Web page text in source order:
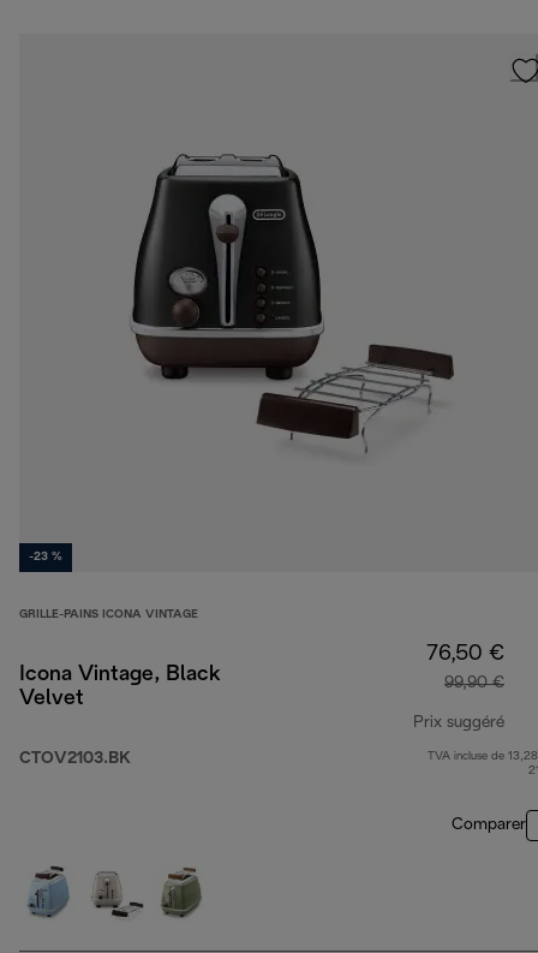
-23 %
GRILLE-PAINS ICONA VINTAGE
Icona Vintage, Black
Velvet
CTOV2103.BK
76,50 €
99,90 €
Prix suggéré
TVA incluse de
Comparer